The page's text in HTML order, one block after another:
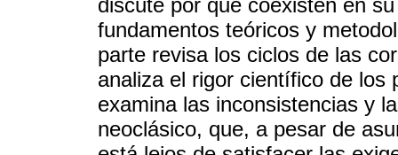
discute por qué coexisten en
fundamentos teóricos y
parte revisa los ciclos de las
analiza el rigor científico de los
examina las inconsistencias y
neoclásico, que, a pesar de